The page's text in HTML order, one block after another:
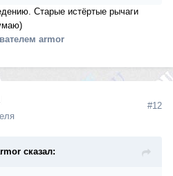
Старые истёртые рычаги
armor
#12
сказал: